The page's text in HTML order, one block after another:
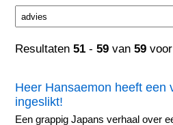
Resultaten51 -59 van59
Heer Hansaemon heeft een
ingeslikt!
Een grappig Japans verhaal over